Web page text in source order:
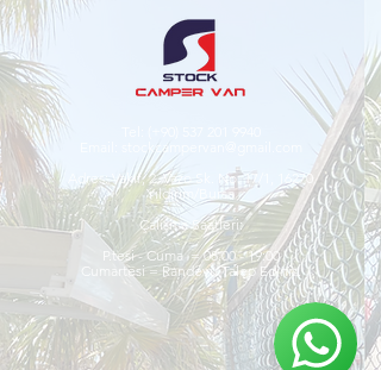
stockcampervan@gmail.com
Adres:Vakıf, 2. Vazo Sk. No: 17/1, 16270
Yıldırım/Bursa
Çalışma Saatleri:
P.tesi - Cuma = 08.00 - 19:00
Cumartesi = Randevu Talep Ediniz.